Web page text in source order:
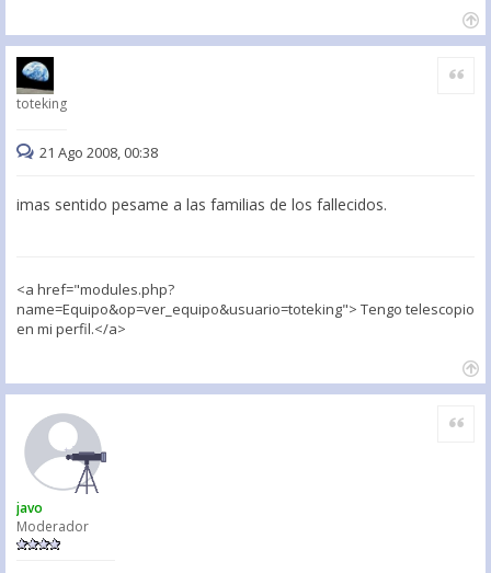
toteking
Citar
21 Ago 2008, 00:38
imas sentido pesame a las familias de los fallecidos.
<a href="modules.php?
name=Equipo&op=ver_equipo&usuario=toteking"> Tengo telescopio
en mi perfil.</a>
javo
Moderador
Citar